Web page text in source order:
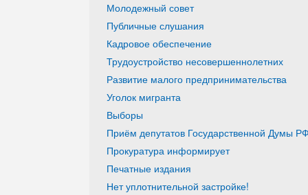
Молодежный совет
Публичные слушания
Кадровое обеспечение
Трудоустройство несовершеннолетних
Развитие малого предпринимательства
Уголок мигранта
Выборы
Приём депутатов Государственной Думы
Прокуратура информирует
Печатные издания
Нет уплотнительной застройке!